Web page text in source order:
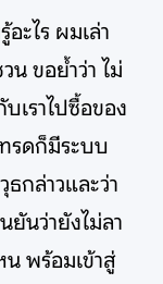
อะไร ผมเล่า
ขอย้ำว่า ไม่
เราไปซื้อของ
รดก็มีระบบ
กล่าวและว่า
นว่ายังไม่ลา
น พร้อมเข้าสู่